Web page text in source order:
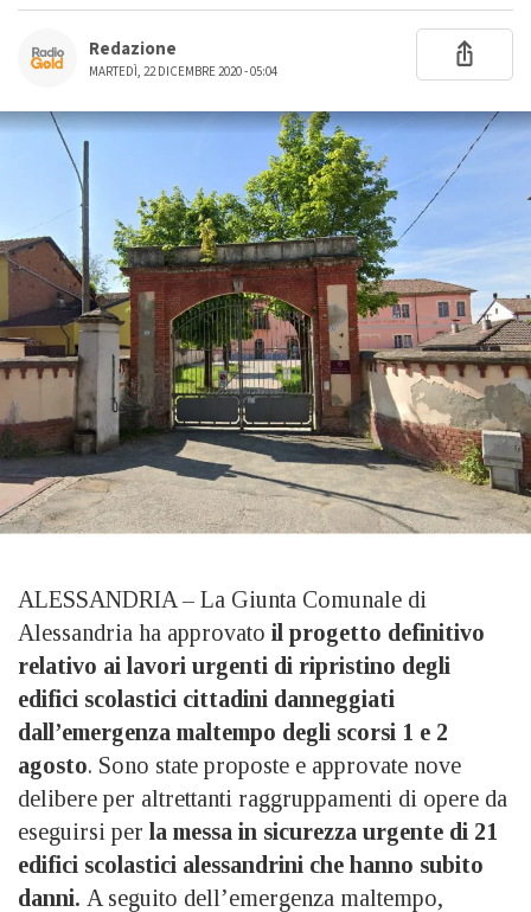
Redazione
MARTEDÌ, 22 DICEMBRE 2020 - 05:04
ALESSANDRIA – La Giunta Comunale di
Alessandria ha approvato il progetto definitivo
relativo ai lavori urgenti di ripristino degli
edifici scolastici cittadini danneggiati
dall’emergenza maltempo degli scorsi 1 e 2
agosto. Sono state proposte e approvate nove
delibere per altrettanti raggruppamenti di opere da
eseguirsi per la messa in sicurezza urgente di 21
edifici scolastici alessandrini che hanno subito
danni. A seguito dell’emergenza maltempo,